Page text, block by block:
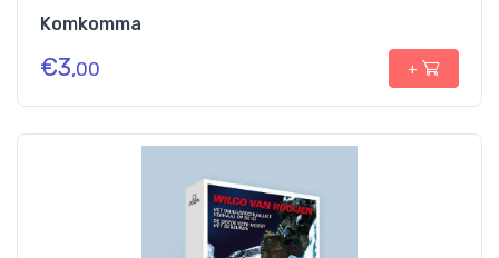
Komkomma
€3,00 +